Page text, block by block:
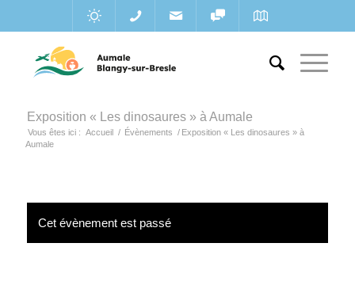
Exposition « Les dinosaures » à Aumale
Vous êtes ici : Accueil / Évènements / Exposition « Les dinosaures » à
Aumale
Cet évènement est passé